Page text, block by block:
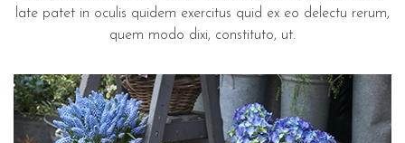
late patet in oculis quidem exercitus quid ex eo delectu rerum,
quem modo dixi, constituto, ut.